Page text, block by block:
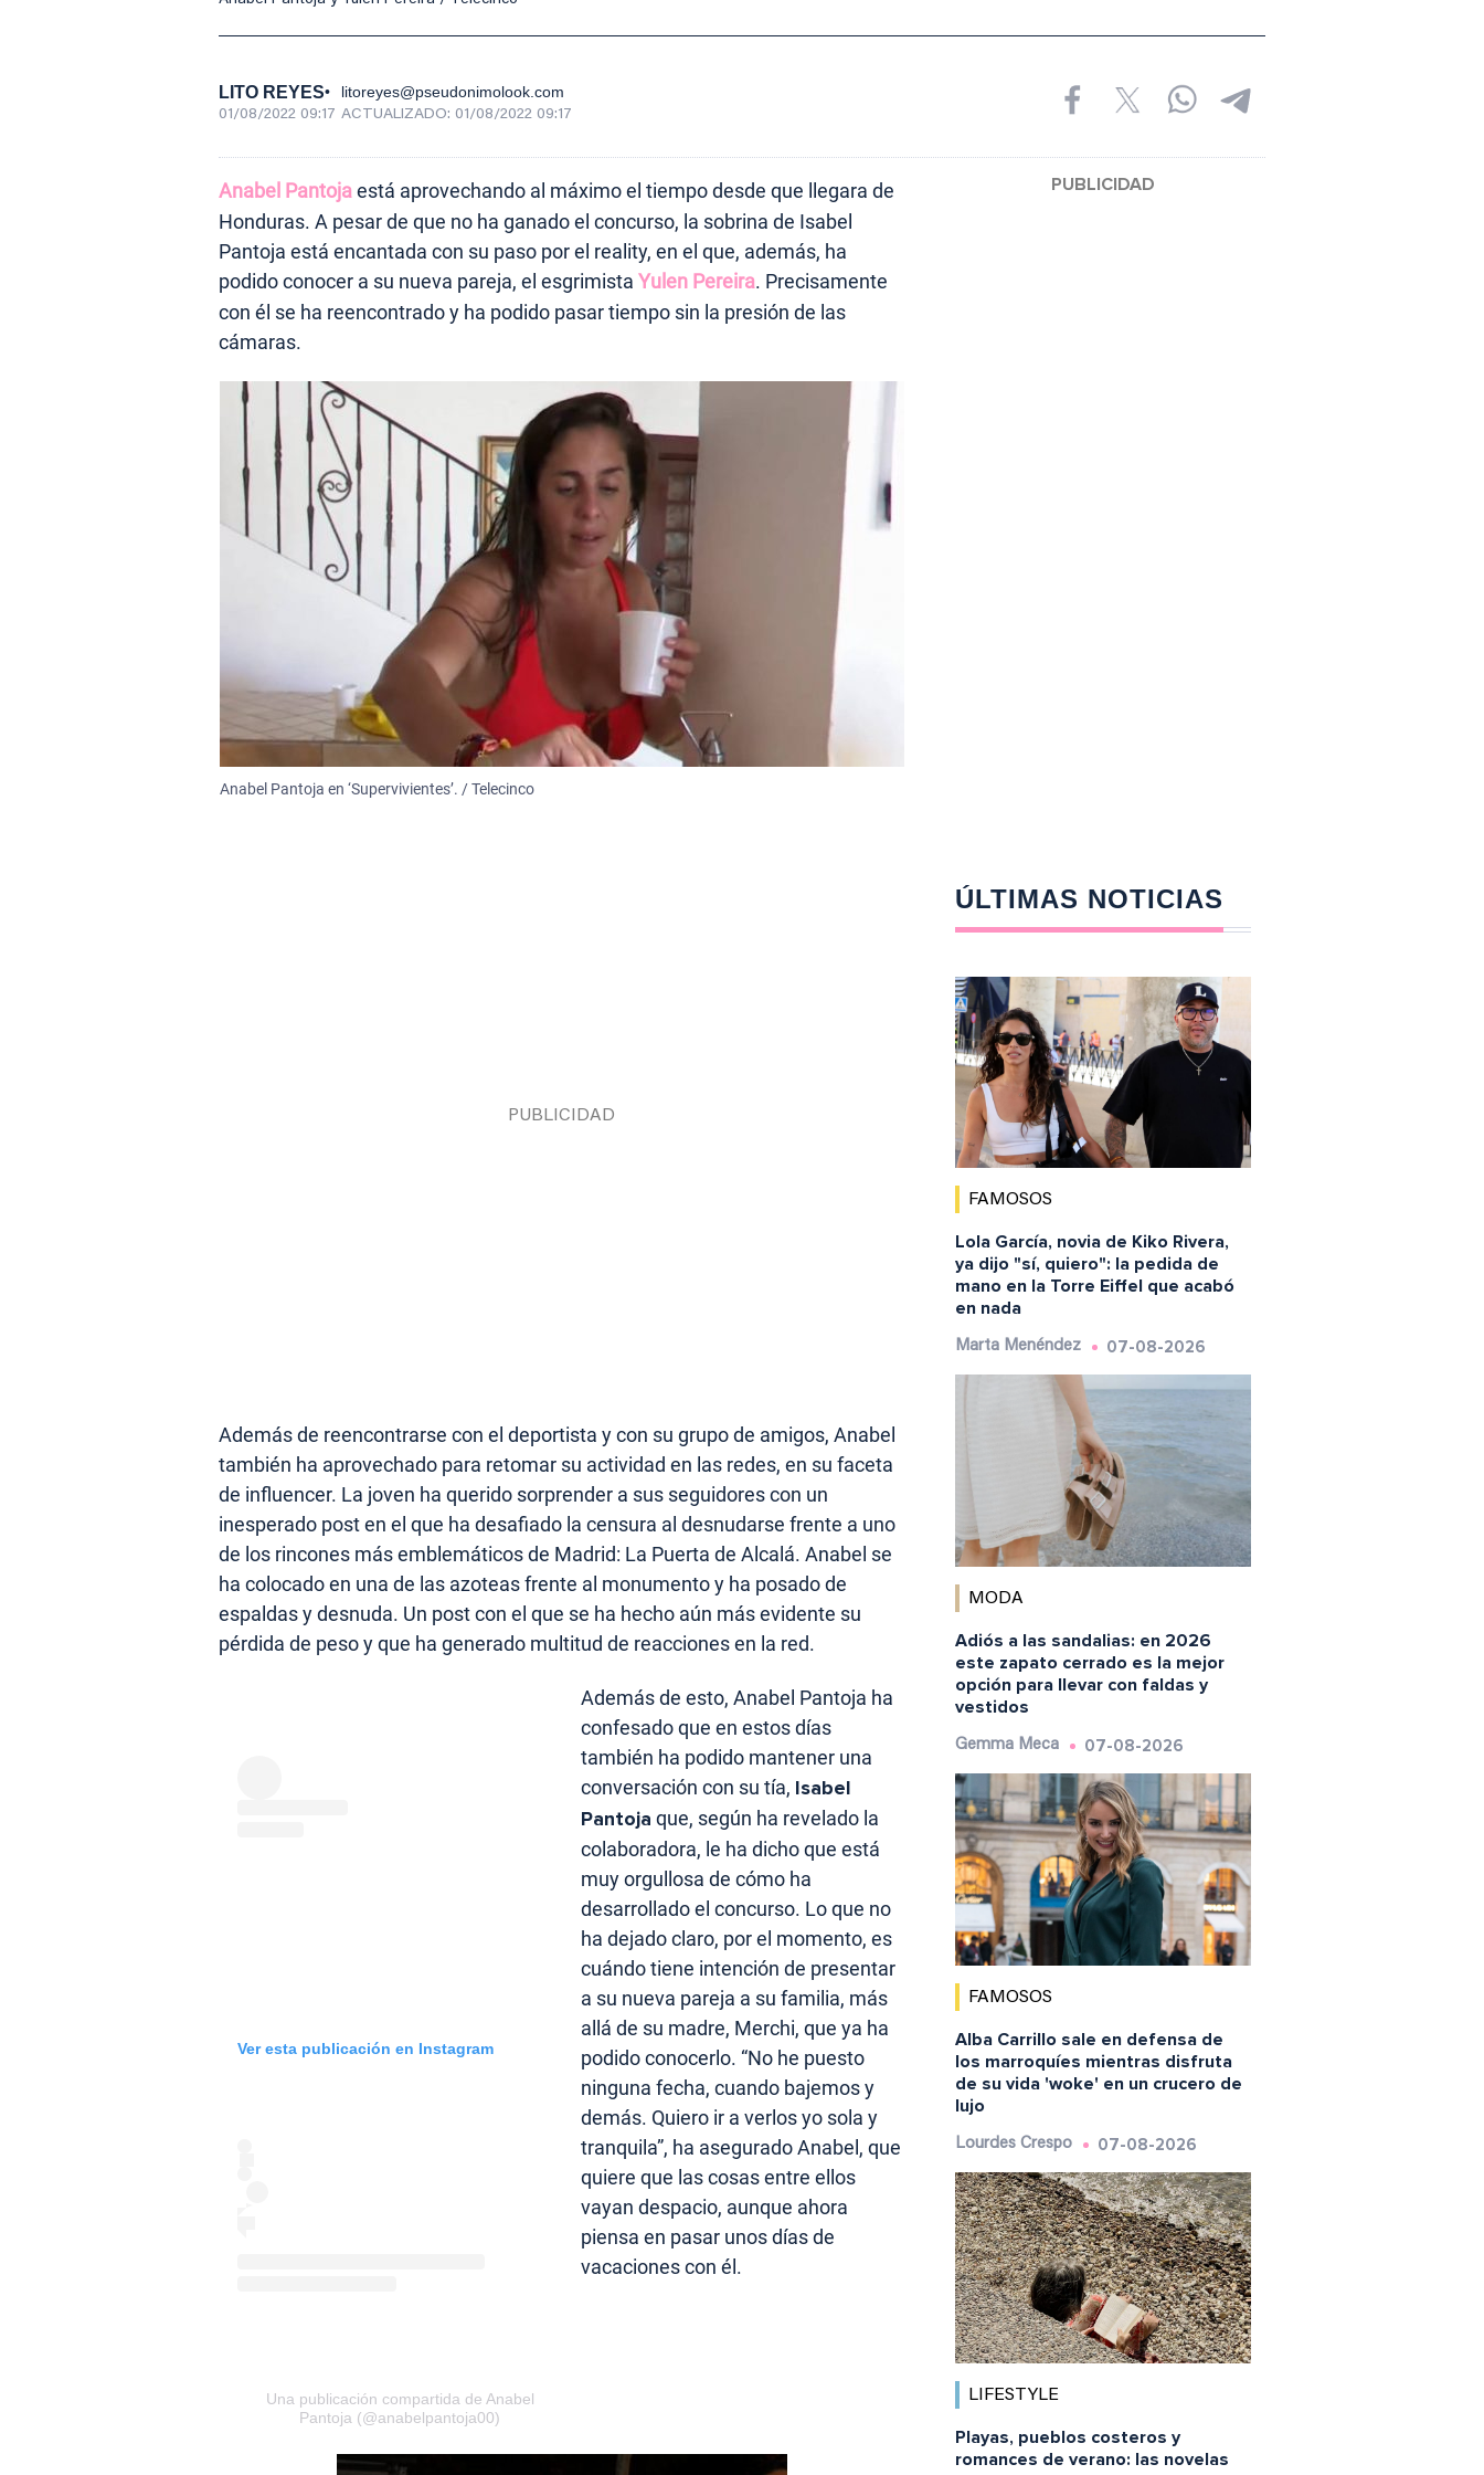
LITO REYES litoreyes@pseudonimolook.com
01/08/2022 09:17 ACTUALIZADO: 01/08/2022 09:17
Anabel Pantojaestá aprovechando al máximo el tiempo desde que llegara de
Honduras. A pesar de que no ha ganado el concurso, la sobrina de Isabel
Pantoja está encantada con su paso por el reality, en el que, además, ha
podido conocer a su nueva pareja, el esgrimista Yulen Pereira. Precisamente
con él se ha reencontrado y ha podido pasar tiempo sin la presión de las
cámaras.
Anabel Pantoja en ‘Supervivientes’. / Telecinco
Además de reencontrarse con el deportista y con su grupo de amigos, Anabel
también ha aprovechado para retomar su actividad en las redes, en su faceta
de influencer. La joven ha querido sorprender a sus seguidores con un
inesperado post en el que ha desafiado la censura al desnudarse frente a uno
de los rincones más emblemáticos de Madrid: La Puerta de Alcalá. Anabel se
ha colocado en una de las azoteas frente al monumento y ha posado de
espaldas y desnuda. Un post con el que se ha hecho aún más evidente su
pérdida de peso y que ha generado multitud de reacciones en la red.
Ver esta publicación en Instagram
Una publicación compartida de Anabel
Pantoja (@anabelpantoja00)
Además de esto, Anabel Pantoja ha
confesado que en estos días
también ha podido mantener una
conversación con su tía, Isabel
Pantoja que, según ha revelado la
colaboradora, le ha dicho que está
muy orgullosa de cómo ha
desarrollado el concurso. Lo que no
ha dejado claro, por el momento, es
cuándo tiene intención de presentar
a su nueva pareja a su familia, más
allá de su madre, Merchi, que ya ha
podido conocerlo. “No he puesto
ninguna fecha, cuando bajemos y
demás. Quiero ir a verlos yo sola y
tranquila”, ha asegurado Anabel, que
quiere que las cosas entre ellos
vayan despacio, aunque ahora
piensa en pasar unos días de
vacaciones con él.
ÚLTIMAS NOTICIAS
FAMOSOS
Lola García, novia de Kiko Rivera,
ya dijo "sí, quiero": la pedida de
mano en la Torre Eiffel que acabó
en nada
Marta Menéndez 07-08-2026
MODA
Adiós a las sandalias: en 2026
este zapato cerrado es la mejor
opción para llevar con faldas y
vestidos
Gemma Meca 07-08-2026
FAMOSOS
Alba Carrillo sale en defensa de
los marroquíes mientras disfruta
de su vida 'woke' en un crucero de
lujo
Lourdes Crespo 07-08-2026
LIFESTYLE
Playas, pueblos costeros y
romances de verano: las novelas